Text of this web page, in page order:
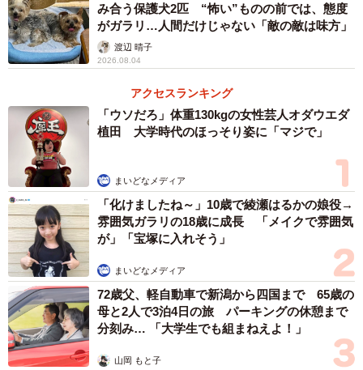
み合う保護犬2匹 “怖い”ものの前では、態度
がガラリ…人間だけじゃない「敵の敵は味方」
渡辺 晴子
2026.08.04
アクセスランキング
「ウソだろ」体重130kgの女性芸人オダウエダ
植田 大学時代のほっそり姿に「マジで」
まいどなメディア
「化けましたね～」10歳で綾瀬はるかの娘役→
雰囲気ガラリの18歳に成長 「メイクで雰囲気
が」「宝塚に入れそう」
まいどなメディア
72歳父、軽自動車で新潟から四国まで 65歳の
母と2人で3泊4日の旅 パーキングの休憩まで
分刻み… 「大学生でも組まねえよ！」
山岡 もと子